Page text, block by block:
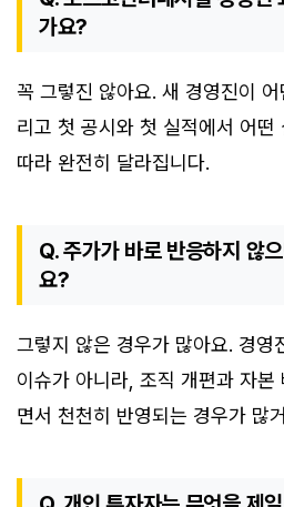
가요?
꼭 그렇진 않아요. 새 경영진이
리고 첫 공시와 첫 실적에서 어떤
따라 완전히 달라집니다.
Q. 주가가 바로 반응하지 않
요?
그렇지 않은 경우가 많아요. 경영
이슈가 아니라, 조직 개편과 자본
면서 천천히 반영되는 경우가 많